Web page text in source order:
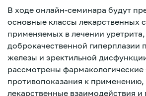
В ходе онлайн-семинара будут
основные классы лекарственных
применяемых в лечении уретрита,
доброкачественной гиперплазии
железы и эректильной
рассмотрены
противопоказания к
лекарственные взаимодействия